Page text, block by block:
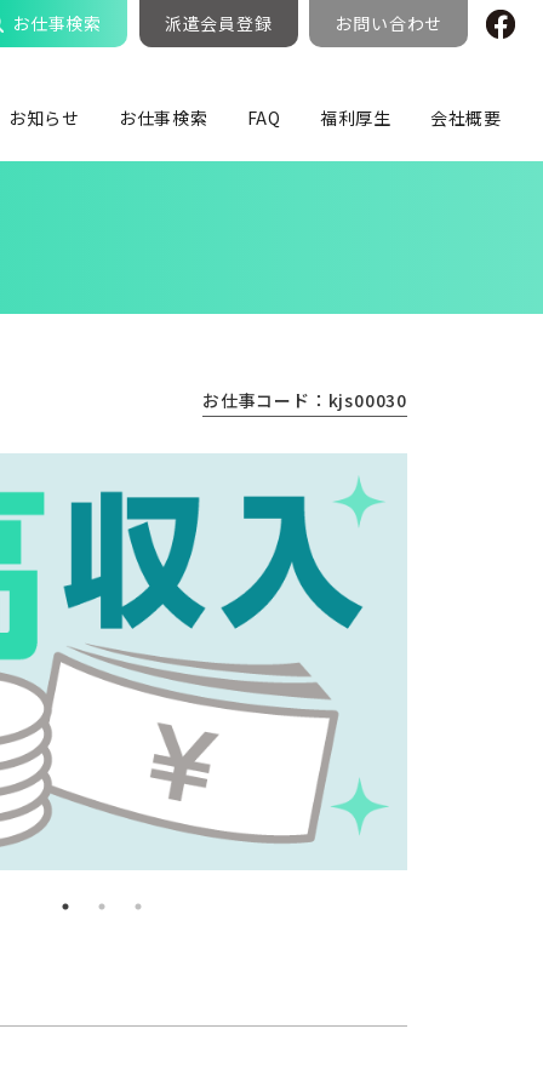
お知らせ お仕事検索 FAQ 福利厚生 会社概要
お仕事検索 派遣会員登録 お問い合わせ
お仕事コード：kjs00030